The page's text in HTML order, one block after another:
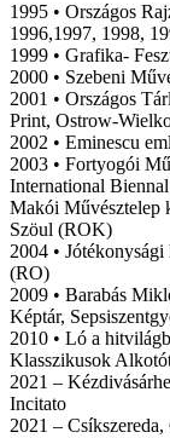
1995 • Országos
1996,1997, 1998,
1999 • Grafika-
2000 • Szebeni
2001 • Országos
Print, Ostrow-
2002 • Eminescu
2003 • Fortyogói
International
Makói Művésztelep
Szöul (ROK)
2004 •
(RO)
2009 • Barabás
Képtár,
2010 • Ló a
Klasszikusok
2021 –
Incitato
2021 –